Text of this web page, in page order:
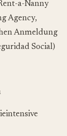
a-Nanny
Agency,
Anmeldung
Social)